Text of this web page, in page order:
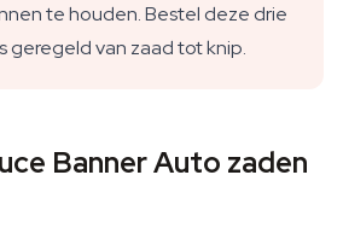
te houden. Bestel deze drie
geregeld van zaad tot knip.
Banner Auto zaden